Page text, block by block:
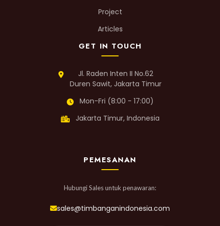
Project
Articles
GET IN TOUCH
Jl. Raden Inten II No.62
Duren Sawit, Jakarta Timur
Mon-Fri (8:00 - 17:00)
Jakarta Timur, Indonesia
PEMESANAN
Hubungi Sales untuk penawaran:
sales@timbanganindonesia.com